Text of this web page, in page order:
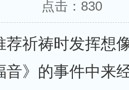
点击： 830
荐祈祷时发挥想
音》的事件中来